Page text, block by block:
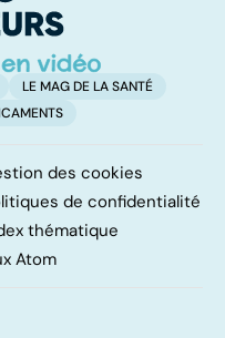
LE MAG DE LA SANTÉ
des cookies
de confidentialité
thématique
Atom